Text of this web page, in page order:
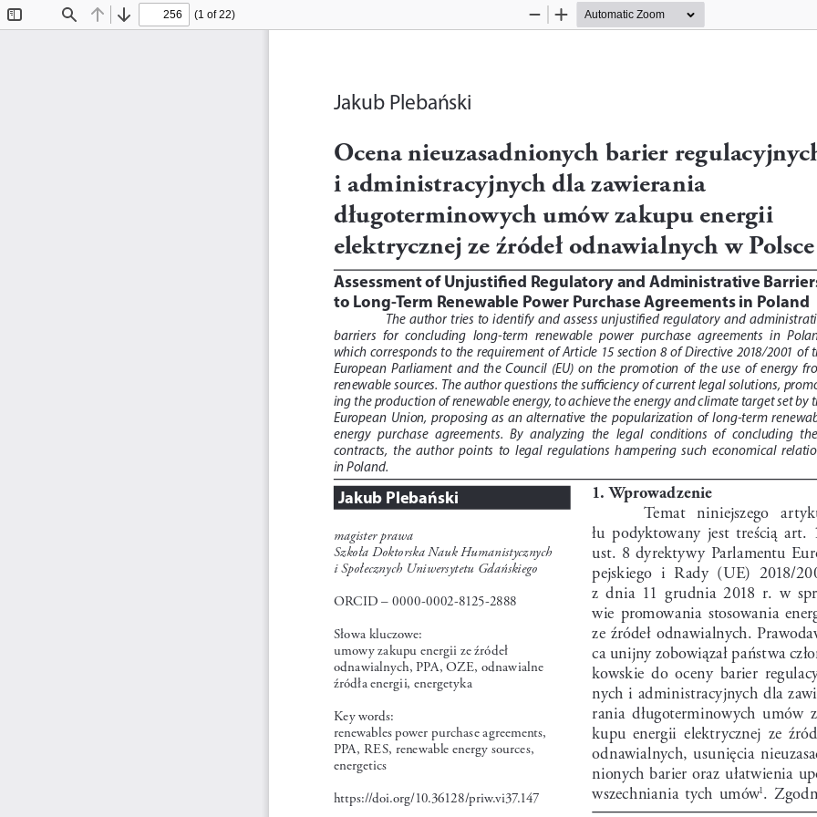
Find Previous
Next
(1 of 22)
Zoom
Zoom
Jakub Plebański
Ocena nieuzasadnionych barier
i administracyjnych dla zawierania
długoterminowych umów zakupu energii
elektrycznej ze źródeł odnawialnych w Polsce
Jakub Plebański
magister prawa
Szkoła Doktorska Nauk Humanistycznych
i Społecznych Uniwersytetu Gdańskiego
ORCID – 0000-0002-8125-2888
Słowa kluczowe:
umowy zakupu energii ze źródeł
odnawialnych, PPA, OZE, odnawialne
źródła energii, energetyka
Key words:
renewables power purchase agreements,
PPA, RES, renewable energy sources,
energetics
https://doi.org/10.36128/priw.vi37.147
Assessment of Unjustified Regulatory and Administrative
to Long-Term Renewable Power Purchase Agreements in Poland
The  author  tries  to  identify  and  assess  unjustified  regulatory  and
barriers   for   concluding   long-term   renewable   power   purchase   agreements   in
which  corresponds  to  the  requirement  of  Article  15  section  8  of  Directive  2018/2001  of
European  Parliament  and  the  Council  (EU)  on  the  promotion  of  the  use  of  energy
renewable sources. The author questions the sufficiency of current legal solutions,
ing the production of renewable energy, to achieve the energy and climate target set by
European  Union,  proposing  as  an  alternative  the  popularization  of  long-term
energy   purchase   agreements.   By   analyzing   the   legal   conditions   of   concluding
contracts,  the  author  points  to  legal  regulations  hampering  such  economical
in Poland.
1. Wprowadzenie
Temat   niniejszego
łu  podyktowany  jest  treścią  art.
ust.  8  dyrektywy  Parlamentu
pejskiego  i  Rady  (UE)  2018/
z  dnia  11  grudnia  2018  r.  w
wie  promowania  stosowania
ze  źródeł  odnawialnych.
ca unijny zobowiązał państwa
kowskie  do  oceny  barier
nych i administracyjnych dla
rania  długoterminowych  umów
kupu  energii  elektrycznej  ze
odnawialnych,  usunięcia
nionych barier oraz ułatwienia
wszechniania  tych  umów1 .